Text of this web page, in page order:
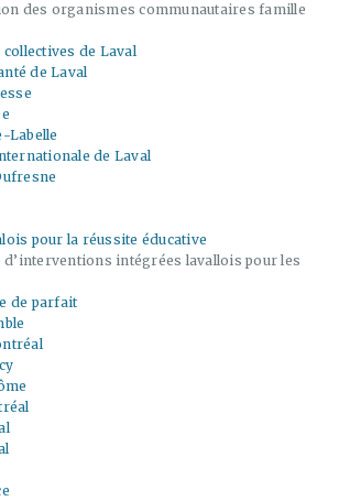
des organismes communautaires famille
de Laval
de Laval
Labelle
de Laval
pour la réussite éducative
intégrées lavallois pour les
de parfait